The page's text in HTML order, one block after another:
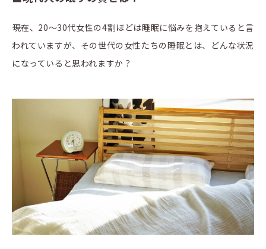
――現在、20〜30代女性の4割ほどは睡眠に悩みを抱えていると言
われていますが、その世代の女性たちの睡眠とは、どんな状況
になっていると思われますか？